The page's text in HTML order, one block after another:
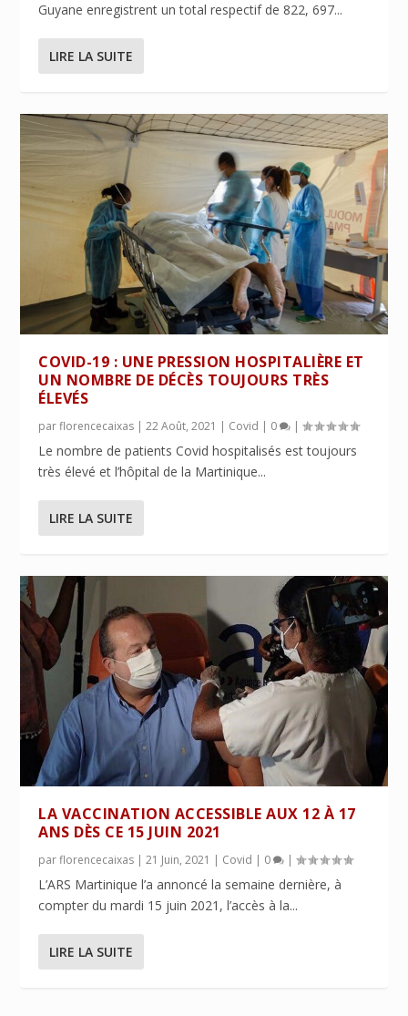
Guyane enregistrent un total respectif de 822, 697...
LIRE LA SUITE
COVID-19 : UNE PRESSION HOSPITALIÈRE ET
UN NOMBRE DE DÉCÈS TOUJOURS TRÈS
ÉLEVÉS
parflorencecaixas |22 Août, 2021 | Covid | 0 |
Le nombre de patients Covid hospitalisés est toujours
très élevé et l’hôpital de la Martinique...
LIRE LA SUITE
LA VACCINATION ACCESSIBLE AUX 12 À 17
ANS DÈS CE 15 JUIN 2021
parflorencecaixas |21 Juin, 2021 | Covid | 0 |
L’ARS Martinique l’a annoncé la semaine dernière, à
compter du mardi 15 juin 2021, l’accès à la...
LIRE LA SUITE